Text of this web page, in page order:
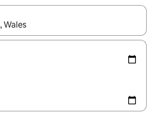
estiverem disponíveis, explore-os